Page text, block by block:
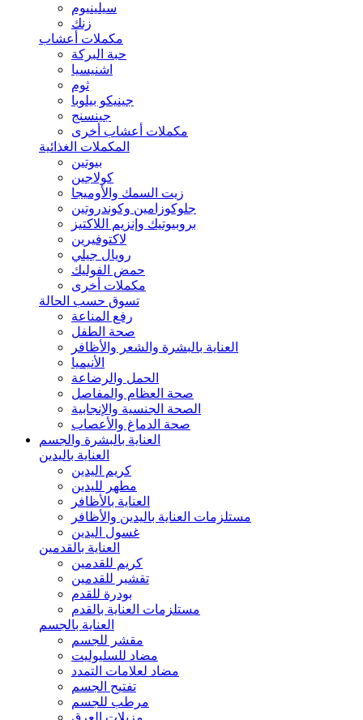
سيلينيوم
زنك
مكملات أعشاب
حبة البركة
اشنيسيا
ثوم
جينيكو بيلوبا
جينسنج
مكملات أعشاب أخرى
المكملات الغذائية
بيوتين
كولاجين
زيت السمك والأوميجا
جلوكوزامين وكوندروتين
بروبيوتيك وإنزيم اللاكتيز
لاكتوفيرين
رويال جيلي
حمض الفوليك
مكملات أخرى
تسوق حسب الحالة
رفع المناعة
صحة الطفل
العناية بالبشرة والشعر والأظافر
الأنيميا
الحمل والرضاعة
صحة العظام والمفاصل
الصحة الجنسية والإنجابية
صحة الدماغ والأعصاب
العناية بالبشرة والجسم
العناية باليدين
كريم اليدين
مطهر لليدين
العناية بالأظافر
مستلزمات العناية باليدين والأظافر
غسول اليدين
العناية بالقدمين
كريم للقدمين
تقشير للقدمين
بودرة للقدم
مستلزمات العناية بالقدم
العناية بالجسم
مقشر للجسم
مضاد للسليوليت
مضاد لعلامات التمدد
تفتيح الجسم
مرطب للجسم
مزيلات العرق